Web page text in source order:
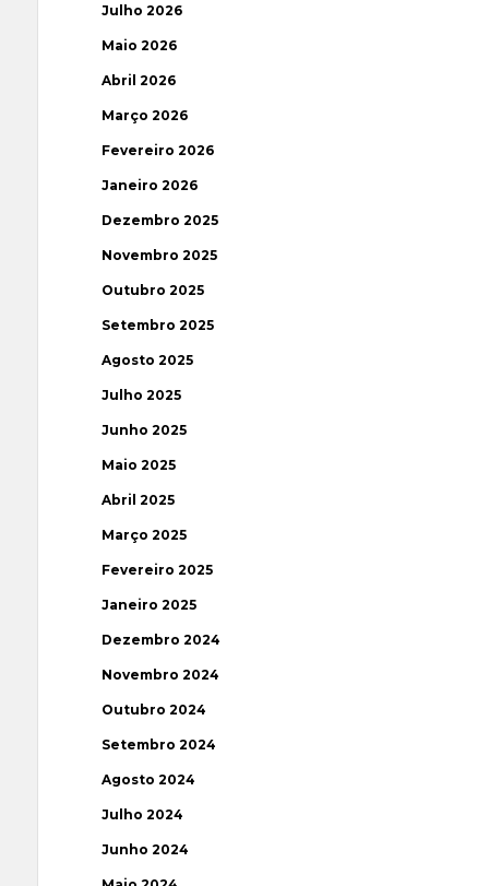
Julho 2026
Maio 2026
Abril 2026
Março 2026
Fevereiro 2026
Janeiro 2026
Dezembro 2025
Novembro 2025
Outubro 2025
Setembro 2025
Agosto 2025
Julho 2025
Junho 2025
Maio 2025
Abril 2025
Março 2025
Fevereiro 2025
Janeiro 2025
Dezembro 2024
Novembro 2024
Outubro 2024
Setembro 2024
Agosto 2024
Julho 2024
Junho 2024